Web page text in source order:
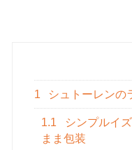
1 シュトーレンの
1.1
シンプルイ
まま包装